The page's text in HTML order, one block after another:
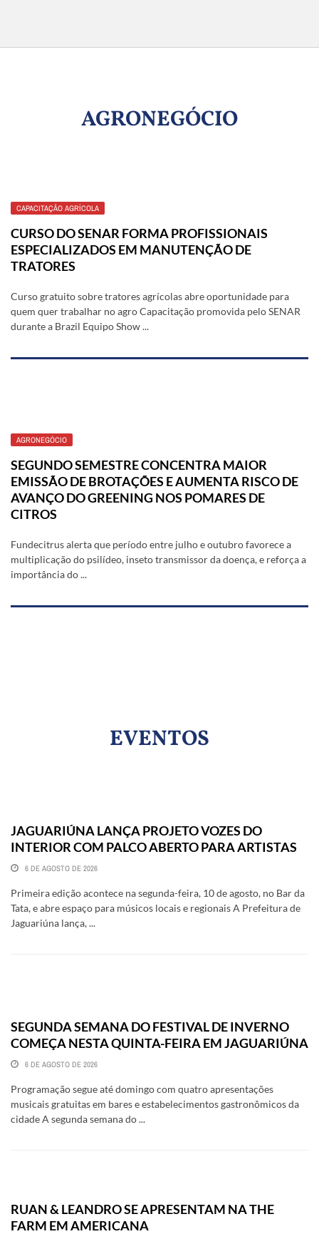
AGRONEGÓCIO
CAPACITAÇÃO AGRÍCOLA
CURSO DO SENAR FORMA PROFISSIONAIS
ESPECIALIZADOS EM MANUTENÇÃO DE
TRATORES
Curso gratuito sobre tratores agrícolas abre oportunidade para
quem quer trabalhar no agro Capacitação promovida pelo SENAR
durante a Brazil Equipo Show ...
AGRONEGÓCIO
SEGUNDO SEMESTRE CONCENTRA MAIOR
EMISSÃO DE BROTAÇÕES E AUMENTA RISCO DE
AVANÇO DO GREENING NOS POMARES DE
CITROS
Fundecitrus alerta que período entre julho e outubro favorece a
multiplicação do psilídeo, inseto transmissor da doença, e reforça a
importância do ...
EVENTOS
JAGUARIÚNA LANÇA PROJETO VOZES DO
INTERIOR COM PALCO ABERTO PARA ARTISTAS
6 DE AGOSTO DE 2026
Primeira edição acontece na segunda-feira, 10 de agosto, no Bar da
Tata, e abre espaço para músicos locais e regionais A Prefeitura de
Jaguariúna lança, ...
SEGUNDA SEMANA DO FESTIVAL DE INVERNO
COMEÇA NESTA QUINTA-FEIRA EM JAGUARIÚNA
6 DE AGOSTO DE 2026
Programação segue até domingo com quatro apresentações
musicais gratuitas em bares e estabelecimentos gastronômicos da
cidade A segunda semana do ...
RUAN & LEANDRO SE APRESENTAM NA THE
FARM EM AMERICANA